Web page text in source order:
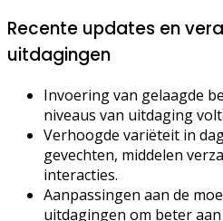
Recente updates en
uitdagingen
Invoering van gelaagde
niveaus van uitdaging
Verhoogde variëteit in
gevechten, middelen
interacties.
Aanpassingen aan de
uitdagingen om beter